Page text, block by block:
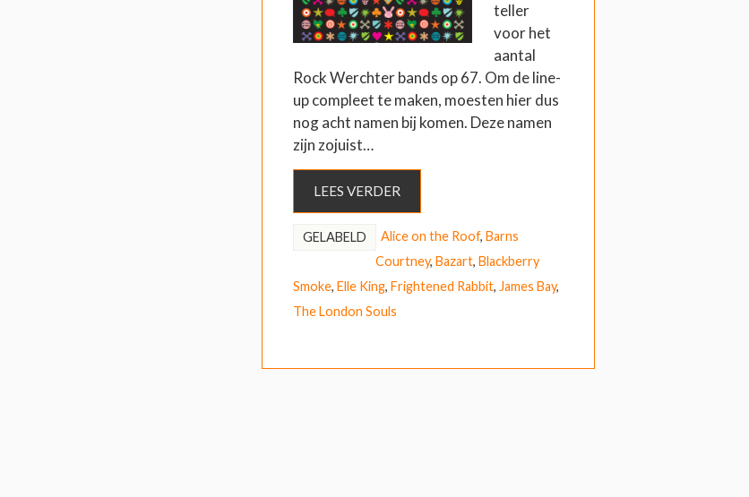
teller
voor het
aantal
Rock Werchter bands op 67. Om de line-
up compleet te maken, moesten hier dus
nog acht namen bij komen. Deze namen
zijn zojuist…
LEES VERDER
GELABELD Alice on the Roof, Barns
Courtney, Bazart, Blackberry
Smoke, Elle King, Frightened Rabbit, James Bay,
The London Souls